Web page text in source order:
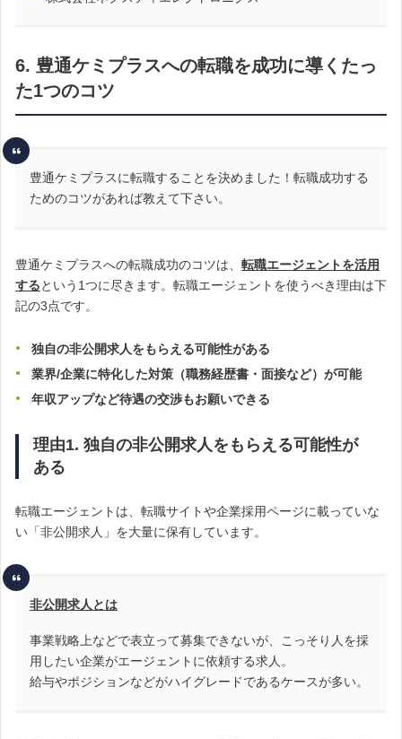
6. 豊通ケミプラスへの転職を成功に導くたっ
た1つのコツ
豊通ケミプラスに転職することを決めました！転職成功する
ためのコツがあれば教えて下さい。
豊通ケミプラスへの転職成功のコツは、 転職エージェントを活用
するという1つに尽きます。転職エージェントを使うべき理由は下
記の3点です。
独自の非公開求人をもらえる可能性がある
業界/企業に特化した対策（職務経歴書・面接など）が可能
年収アップなど待遇の交渉もお願いできる
理由1. 独自の非公開求人をもらえる可能性が
ある
転職エージェントは、転職サイトや企業採用ページに載っていな
い「非公開求人」を大量に保有しています。
非公開求人とは
事業戦略上などで表立って募集できないが、こっそり人を採
用したい企業がエージェントに依頼する求人。
給与やポジションなどがハイグレードであるケースが多い。